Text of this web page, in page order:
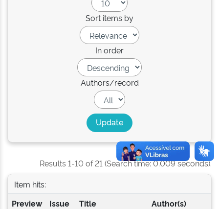
Sort items by
In order
Authors/record
Results 1-10 of 21 (Search time: 0.009 seconds).
Item hits:
Preview
Issue
Title Author(s)